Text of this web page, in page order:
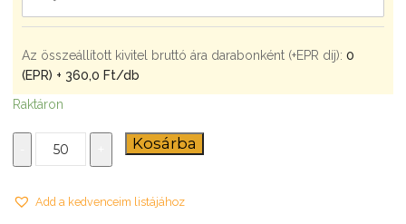
Az összeállított kivitel bruttó ára darabonként (+EPR díj): 0
(EPR) + 360,0 Ft/db
Raktáron
Süteményes
fiókkal
Kosárba
Add a kedvenceim listájához